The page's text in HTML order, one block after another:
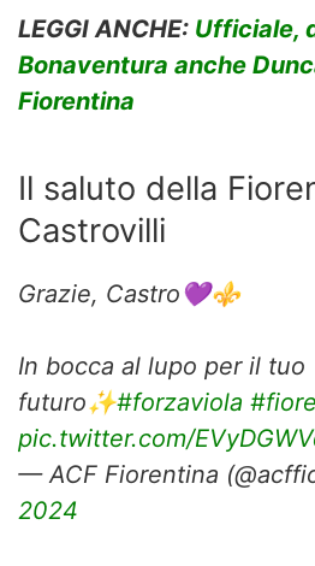
LEGGI ANCHE: Ufficiale,
Bonaventura anche
Fiorentina
Il saluto della
Castrovilli
Grazie, Castro💜⚜️
In bocca al lupo per il tuo
futuro✨#forzaviola
pic.twitter.com/
— ACF Fiorentina
2024